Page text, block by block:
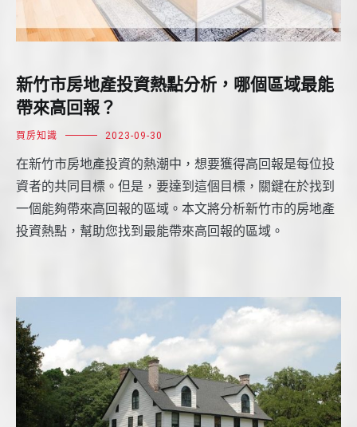
新竹市房地產投資熱點分析，哪個區域最能
帶來高回報？
買房知識 2023-09-30
在新竹市房地產投資的熱潮中，想要獲得高回報是每位投
資者的共同目標。但是，要達到這個目標，關鍵在於找到
一個能夠帶來高回報的區域。本文將分析新竹市的房地產
投資熱點，幫助您找到最能帶來高回報的區域。